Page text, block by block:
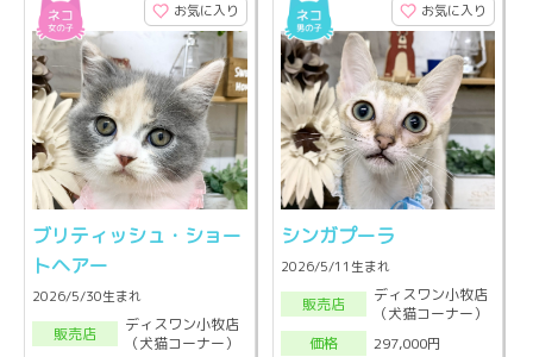
お気に入り
ブリティッシュ・ショー
トヘアー
2026/5/30生まれ
販売店
ディスワン小牧店
（犬猫コーナー）
お気に入り
シンガプーラ
2026/5/11生まれ
販売店
ディスワン小牧店
（犬猫コーナー）
価格
297,000円